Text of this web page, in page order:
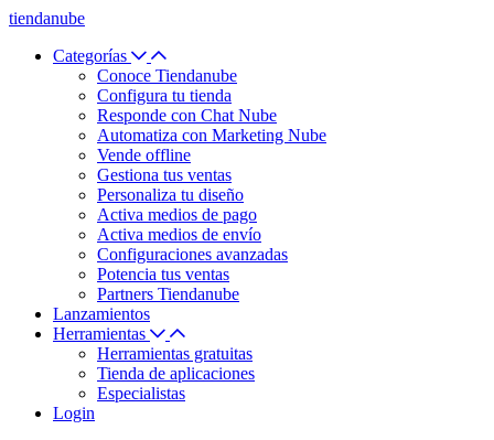
tiendanube
Categorías
Conoce Tiendanube
Configura tu tienda
Responde con Chat Nube
Automatiza con Marketing Nube
Vende offline
Gestiona tus ventas
Personaliza tu diseño
Activa medios de pago
Activa medios de envío
Configuraciones avanzadas
Potencia tus ventas
Partners Tiendanube
Lanzamientos
Herramientas
Herramientas gratuitas
Tienda de aplicaciones
Especialistas
Login